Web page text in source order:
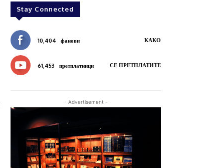
Stay Connected
10,404 фанови КАКО
61,453 претплатници СЕ ПРЕТПЛАТИТЕ
- Advertisement -